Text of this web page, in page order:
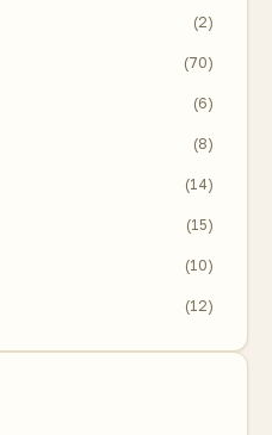
(2)
(70)
(6)
(8)
(14)
(15)
(10)
(12)